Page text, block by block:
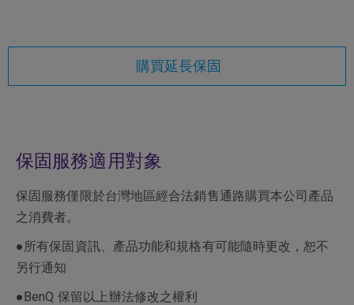
購買延長保固
保固服務適用對象
保固服務僅限於台灣地區經合法銷售通路購買本公司產品
之消費者。
●所有保固資訊、產品功能和規格有可能隨時更改，恕不
另行通知
●BenQ 保留以上辦法修改之權利